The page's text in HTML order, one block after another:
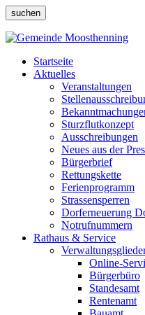
suchen
Startseite
Aktuelles
Veranstaltungen
Sturzflutkonzept
Ausschreibungen
Neues aus der
Bürgerbrief
Rettungskette
Ferienprogramm
Strassensperren
Dorferneuerung
Notrufnummern
Rathaus & Service
Online-
Bürgerbüro
Standesamt
Rentenamt